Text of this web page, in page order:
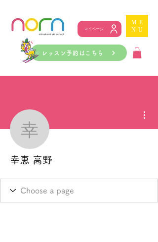
マイページ
ME
NU
レッスン予約はこちら
幸恵 高野
幸恵 高野